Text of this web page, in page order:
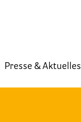
Presse & Aktuelles